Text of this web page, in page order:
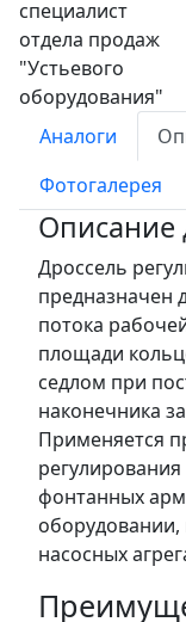
Аналоги
Фотогалерея
Описание
Дроссель
предназначен
потока
площади
седлом при
наконечника
Применяется
фонтанных
оборудовании,
насосных